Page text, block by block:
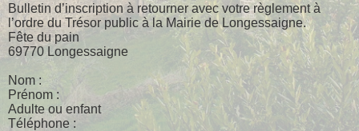
Bulletin d’inscription à retourner avec votre règlement à
l’ordre du Trésor public à la Mairie de Longessaigne.
Fête du pain
69770 Longessaigne
Nom :
Prénom :
Adulte ou enfant
Téléphone :